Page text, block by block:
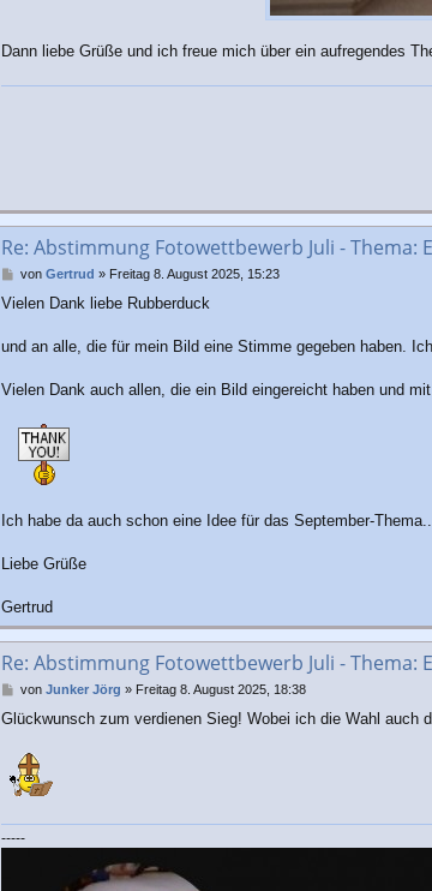
Dann liebe Grüße und ich freue mich über ein aufregendes
Re: Abstimmung Fotowettbewerb Juli - Thema:
B
i
r
von Gertrud » Freitag 8. August 2025, 15:23
Vielen Dank liebe Rubberduck
und an alle, die für mein Bild eine Stimme gegeben haben.
Vielen Dank auch allen, die ein Bild eingereicht haben und
Ich habe da auch schon eine Idee für das September-
Liebe Grüße
Gertrud
Re: Abstimmung Fotowettbewerb Juli - Thema:
B
i
r
a
g
von Junker Jörg » Freitag 8. August 2025, 18:38
Glückwunsch zum verdienen Sieg! Wobei ich die Wahl auch
-----